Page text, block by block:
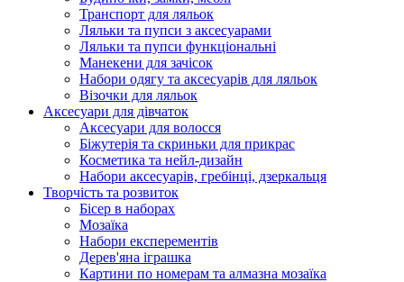
Транспорт для ляльок
Ляльки та пупси з аксесуарами
Ляльки та пупси функціональні
Манекени для зачісок
Набори одягу та аксесуарів для ляльок
Візочки для ляльок
Аксесуари для дівчаток
Аксесуари для волосся
Біжутерія та скриньки для прикрас
Косметика та нейл-дизайн
Набори аксесуарів, гребінці, дзеркальця
Творчість та розвиток
Бісер в наборах
Мозаїка
Набори експерементів
Дерев'яна іграшка
Картини по номерам та алмазна мозаїка